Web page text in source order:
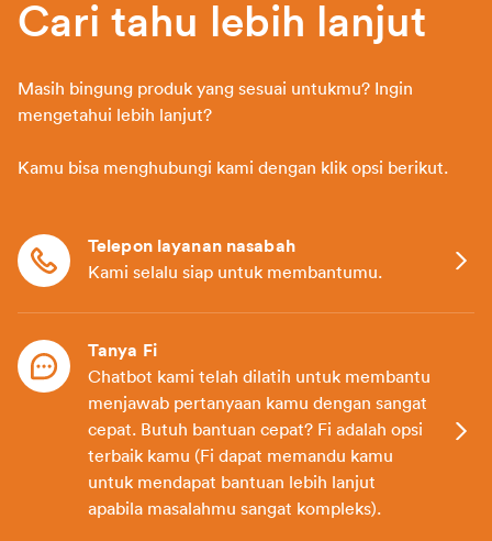
Cari tahu lebih lanjut
Masih bingung produk yang sesuai untukmu? Ingin
mengetahui lebih lanjut?
Kamu bisa menghubungi kami dengan klik opsi berikut.
Telepon layanan nasabah
Kami selalu siap untuk membantumu.
Tanya Fi
Chatbot kami telah dilatih untuk membantu
menjawab pertanyaan kamu dengan sangat
cepat. Butuh bantuan cepat? Fi adalah opsi
terbaik kamu (Fi dapat memandu kamu
untuk mendapat bantuan lebih lanjut
apabila masalahmu sangat kompleks).